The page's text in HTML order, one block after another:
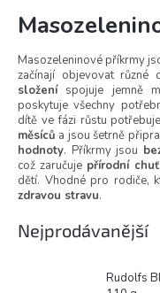
Masozeleninové příkrmy
začínají objevovat různé
složeníspojuje jemně
poskytuje všechny
dítě ve fázi růstu
měsíců a jsou šetrně
hodnoty. Příkrmy jsou
což zaručuje přírodní chuť
dětí. Vhodné pro rodiče,
zdravou stravu.
Nejprodávanější
Rudolfs